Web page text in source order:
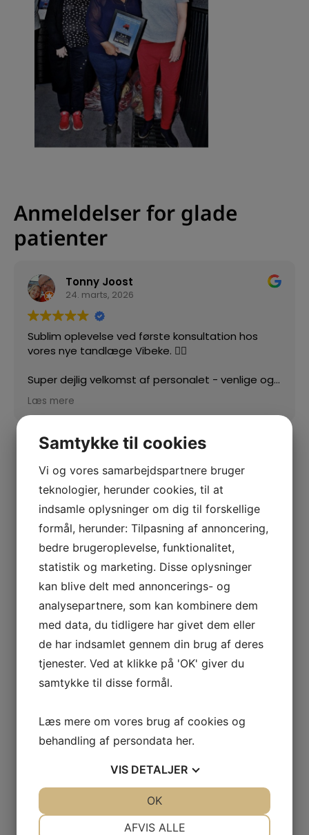
Anmeldelser for glade
patienter
Tonny Joost
24. marts, 2026
Sublim oplevelse ved første konsultation hos
vores nye tandlæge Vibeke. 👍🏻
Super dejlig velkomst af personalet - venlige og
imødekommende 🙏🏻
Læs mere
KONTAKTINFORMATION
Korsør Tandlægeklinik I/S
4220 Korsør
Samtykke til cookies
Vi og vores samarbejdspartnere bruger
teknologier, herunder cookies, til at
indsamle oplysninger om dig til forskellige
formål, herunder: Tilpasning af annoncering,
bedre brugeroplevelse, funktionalitet,
statistik og marketing. Disse oplysninger
kan blive delt med annoncerings- og
analysepartnere, som kan kombinere dem
med data, du tidligere har givet dem eller
de har indsamlet gennem din brug af deres
tjenester. Ved at klikke på 'OK' giver du
samtykke til disse formål.
Læs mere om vores brug af cookies og
behandling af persondata her.
VIS DETALJER
AFVIS ALLE
OK